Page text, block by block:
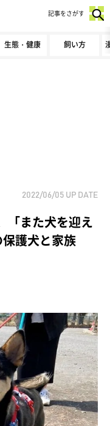
生態・健康 飼い方
記事をさがす
2022/06/05 UP DATE
「また犬を迎え
護犬と家族